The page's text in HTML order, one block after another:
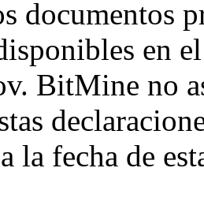
documentos
en
. BitMine no
la fecha de